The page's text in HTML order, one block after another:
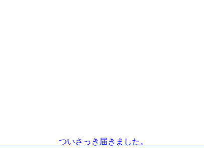
Re：とびお ついさっき届きました。 夫